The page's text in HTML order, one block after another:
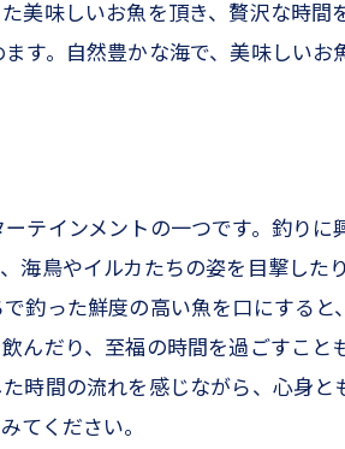
美味しいお魚を頂き、贅沢な時間
す。自然豊かな海で、美味しいお
テインメントの一つです。釣り
海鳥やイルカたちの姿を目撃し
釣った鮮度の高い魚を口にする
んだり、至福の時間を過ごすこ
時間の流れを感じながら、心身
てください。